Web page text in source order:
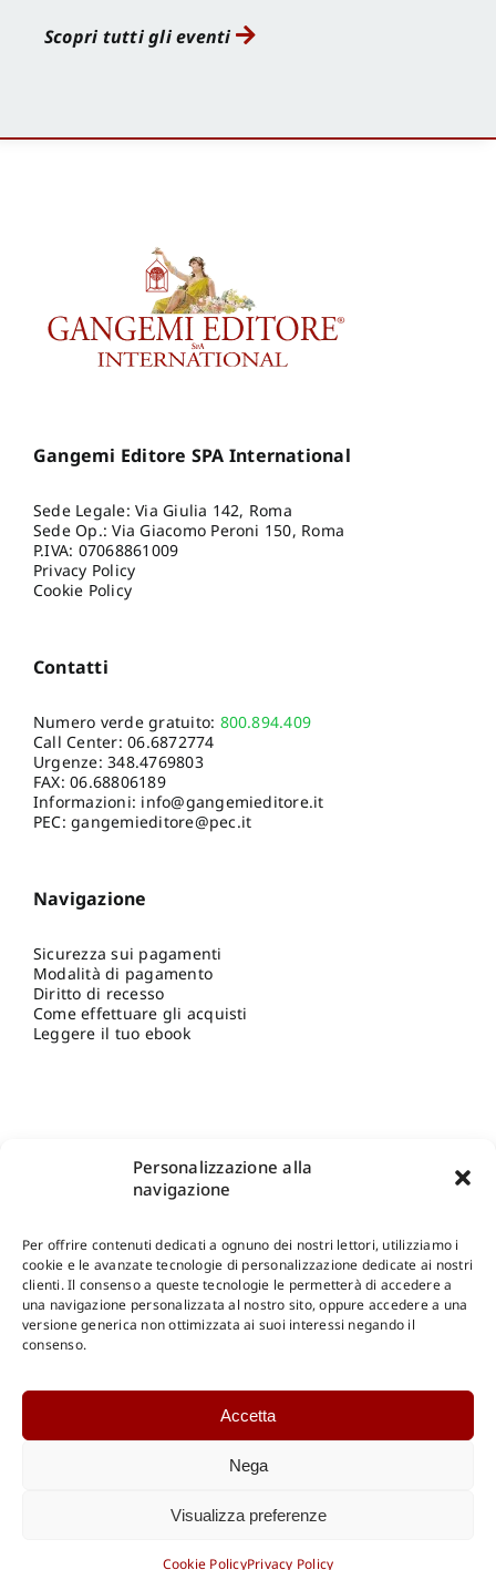
Personalizzazione alla
navigazione
Per offrire contenuti dedicati a ognuno dei nostri lettori, utilizziamo i
cookie e le avanzate tecnologie di personalizzazione dedicate ai nostri
clienti. Il consenso a queste tecnologie le permetterà di accedere a
una navigazione personalizzata al nostro sito, oppure accedere a una
versione generica non ottimizzata ai suoi interessi negando il
consenso.
Accetta
Nega
Visualizza preferenze
Cookie PolicyPrivacy Policy
Scopri tutti gli eventi
Gangemi Editore SPA International
Sede Legale: Via Giulia 142, Roma
Sede Op.: Via Giacomo Peroni 150, Roma
P.IVA: 07068861009
Privacy Policy
Cookie Policy
Contatti
Numero verde gratuito: 800.894.409
Call Center:06.6872774
Urgenze:348.4769803
FAX: 06.68806189
Informazioni: info@gangemieditore.it
PEC: gangemieditore@pec.it
Navigazione
Sicurezza sui pagamenti
Modalità di pagamento
Diritto di recesso
Come effettuare gli acquisti
Leggere il tuo ebook
Shop Gangemi Editore-Pagamenti Sicuri e anche Rateali
Catalogo Online
Catalogo Internazionale
DOWNLOAD
Catalogo Internazionale